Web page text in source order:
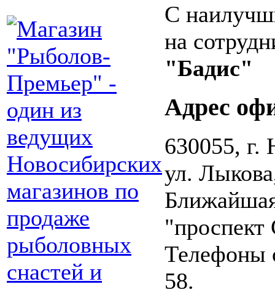
С
на
"Бадис"
Адрес
630055, г.
ул.
"проспект
Телефоны
58.